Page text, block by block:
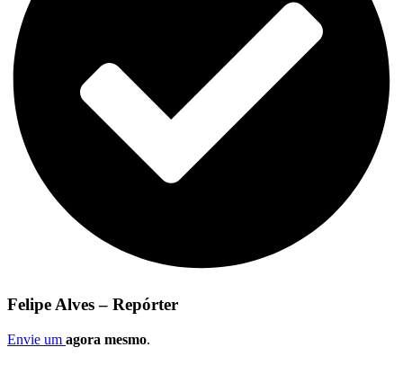
Felipe Alves – Repórter
Envie um agora mesmo.